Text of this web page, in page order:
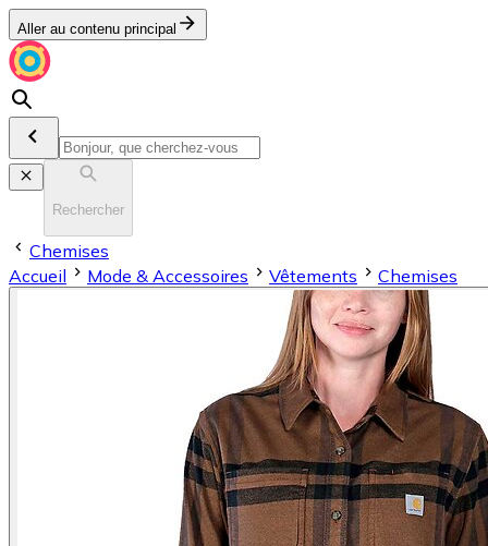
Aller au contenu principal
Rechercher
Chemises
Accueil
Mode & Accessoires Vêtements Chemises